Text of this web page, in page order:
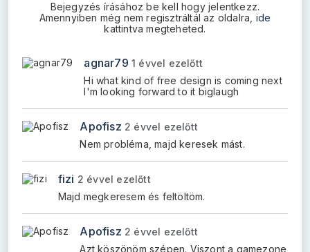
Bejegyzés írásához be kell hogy jelentkezz.
Amennyiben még nem regisztráltál az oldalra, ide
kattintva megteheted.
agnar79 1 évvel ezelőtt
Hi what kind of free design is coming next
I'm looking forward to it biglaugh
Apofisz 2 évvel ezelőtt
Nem probléma, majd keresek mást.
fizi 2 évvel ezelőtt
Majd megkeresem és feltöltöm.
Apofisz 2 évvel ezelőtt
Azt köszönöm szépen. Viszont a gamezone